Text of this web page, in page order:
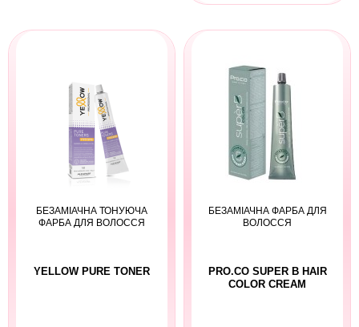
БЕЗАМІАЧНА ТОНУЮЧА
ФАРБА ДЛЯ ВОЛОССЯ
YELLOW PURE TONER
БЕЗАМІАЧНА ФАРБА ДЛЯ
ВОЛОССЯ
PRO.CO SUPER B HAIR
COLOR CREAM